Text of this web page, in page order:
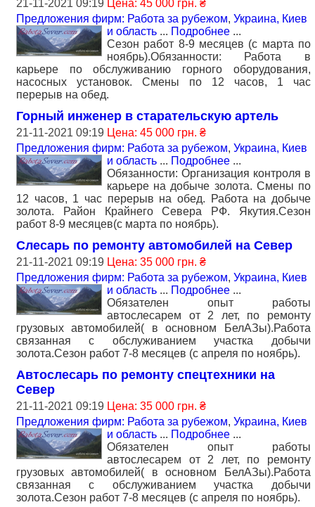
21-11-2021 09:19 Цена: 45 000 грн. ₴
Предложения фирм: Работа за рубежом, Украина, Киев
и область ... Подробнее ...
Сезон работ 8-9 месяцев (с марта по
ноябрь).Обязанности: Работа в
карьере по обслуживанию горного оборудования,
насосных установок. Смены по 12 часов, 1 час
перерыв на обед.
Горный инженер в старательскую артель
21-11-2021 09:19 Цена: 45 000 грн. ₴
Предложения фирм: Работа за рубежом, Украина, Киев
и область ... Подробнее ...
Обязанности: Организация контроля в
карьере на добыче золота. Смены по
12 часов, 1 час перерыв на обед. Работа на добыче
золота. Район Крайнего Севера РФ. Якутия.Сезон
работ 8-9 месяцев(с марта по ноябрь).
Слесарь по ремонту автомобилей на Север
21-11-2021 09:19 Цена: 35 000 грн. ₴
Предложения фирм: Работа за рубежом, Украина, Киев
и область ... Подробнее ...
Обязателен опыт работы
автослесарем от 2 лет, по ремонту
грузовых автомобилей( в основном БелАЗы).Работа
связанная с обслуживанием участка добычи
золота.Сезон работ 7-8 месяцев (с апреля по ноябрь).
Автослесарь по ремонту спецтехники на
Север
21-11-2021 09:19 Цена: 35 000 грн. ₴
Предложения фирм: Работа за рубежом, Украина, Киев
и область ... Подробнее ...
Обязателен опыт работы
автослесарем от 2 лет, по ремонту
грузовых автомобилей( в основном БелАЗы).Работа
связанная с обслуживанием участка добычи
золота.Сезон работ 7-8 месяцев (с апреля по ноябрь).